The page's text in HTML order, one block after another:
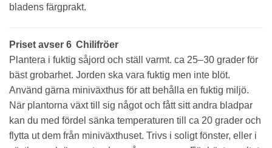
bladens färgprakt.
Priset avser 6 Chilifröer
Plantera i fuktig såjord och ställ varmt. ca 25–30 grader för
bäst grobarhet. Jorden ska vara fuktig men inte blöt.
Använd gärna miniväxthus för att behålla en fuktig miljö.
När plantorna växt till sig något och fått sitt andra bladpar
kan du med fördel sänka temperaturen till ca 20 grader och
flytta ut dem från miniväxthuset. Trivs i soligt fönster, eller i